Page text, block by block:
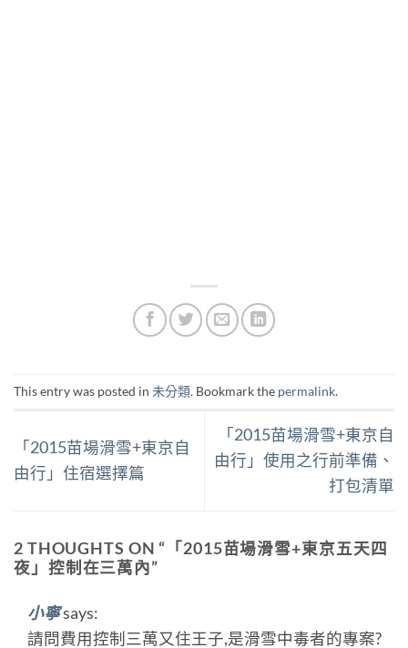
This entry was posted in 未分類. Bookmark the permalink.
「2015苗場滑雪+東京自
由行」住宿選擇篇
「2015苗場滑雪+東京自
由行」使用之行前準備、
打包清單
2 THOUGHTS ON “ 「2015苗場滑雪+東京五天四
夜」控制在三萬內”
小寧says:
請問費用控制三萬又住王子,是滑雪中毒者的專案?